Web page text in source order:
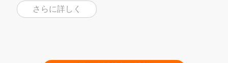
さらに詳しく